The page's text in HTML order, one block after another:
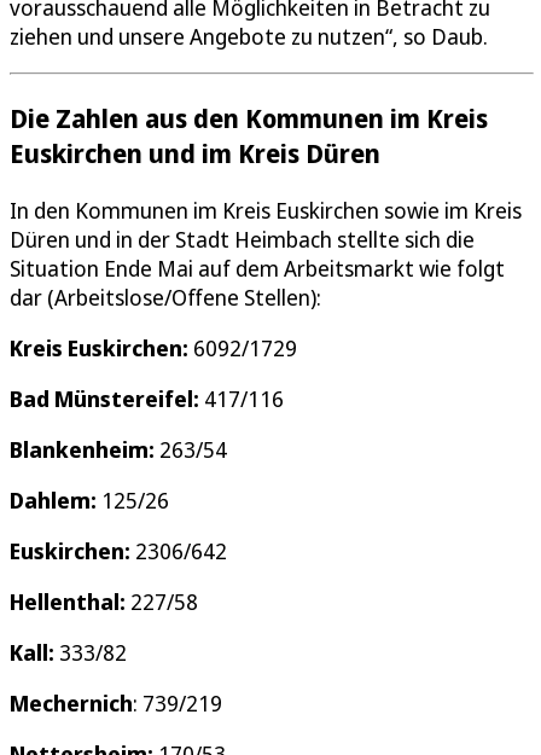
vorausschauend alle Möglichkeiten in Betracht zu
ziehen und unsere Angebote zu nutzen“, so Daub.
Die Zahlen aus den Kommunen im Kreis
Euskirchen und im Kreis Düren
In den Kommunen im Kreis Euskirchen sowie im Kreis
Düren und in der Stadt Heimbach stellte sich die
Situation Ende Mai auf dem Arbeitsmarkt wie folgt
dar (Arbeitslose/Offene Stellen):
Kreis Euskirchen: 6092/1729
Bad Münstereifel: 417/116
Blankenheim: 263/54
Dahlem: 125/26
Euskirchen: 2306/642
Hellenthal: 227/58
Kall: 333/82
Mechernich: 739/219